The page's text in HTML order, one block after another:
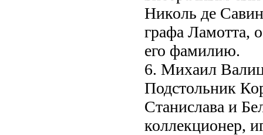
Николь де
графа Ламотта,
его фамилию.
6. Михаил
Подстольник
Станислава и
коллекционер,